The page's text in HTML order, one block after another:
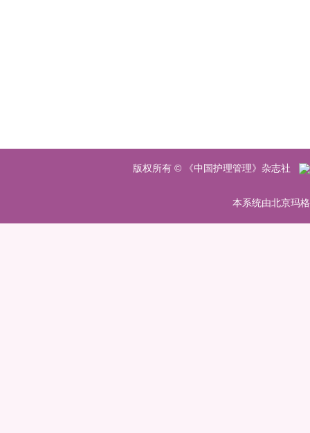
版权所有 © 《中国护理管理》杂志社
本系统由北京玛